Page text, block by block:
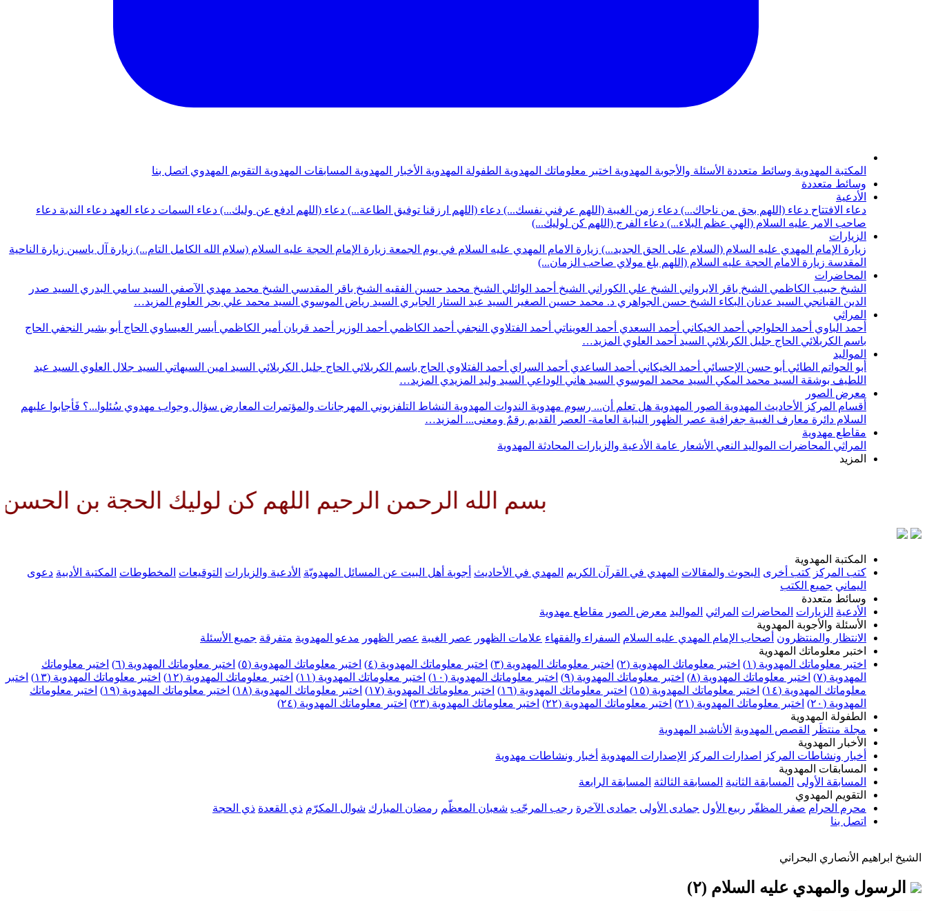
المكتبة المهدوية وسائط متعددة الأسئلة والأجوبة المهدوية اختبر معلوماتك المهدوية الطفولة المهدوية الأخبار المهدوية المسابقات المهدوية التقويم المهدوي اتصل بنا
وسائط متعددة
الأدعية
دعاء الافتتاح دعاء (اللهم بحق من ناجاك...) دعاء زمن الغيبة (اللهم عرفني نفسك...) دعاء (اللهم ارزقنا توفيق الطاعة...) دعاء (اللهم ادفع عن وليك...) دعاء السمات دعاء العهد دعاء الندبة دعاء
صاحب الامر عليه السلام (الهي عظم البلاء...) دعاء الفرج (اللهم كن لوليك...)
الزيارات
زيارة الإمام المهدي عليه السلام (السلام على الحق الجديد...) زيارة الامام المهدي عليه السلام في يوم الجمعة زيارة الإمام الحجة عليه السلام (سلام الله الكامل التام...) زيارة آل ياسين زيارة الناحية
المقدسة زيارة الامام الحجة عليه السلام (اللهم بلغ مولاي صاحب الزمان...)
المحاضرات
الشيخ حبيب الكاظمي الشيخ باقر الايرواني الشيخ علي الكوراني الشيخ أحمد الوائلي الشيخ محمد حسين الفقيه الشيخ باقر المقدسي الشيخ محمد مهدي الآصفي السيد سامي البدري السيد صدر
الدين القبانجي السيد عدنان البكاء الشيخ حسن الجواهري د. محمد حسين الصغير السيد عبد الستار الجابري السيد رياض الموسوي السيد محمد علي بحر العلوم المزيد…
المراثي
أحمد الباوي أحمد الحلواجي أحمد الخيكاني أحمد السعدي أحمد العويناتي أحمد الفتلاوي النجفي أحمد الكاظمي أحمد الوزير أحمد قربان أمير الكاظمي أيسر العيساوي الحاج أبو بشير النجفي الحاج
باسم الكربلائي الحاج جليل الكربلائي السيد أحمد العلوي المزيد…
المواليد
أبو الحواتم الطائي أبو حسن الإحسائي أحمد الخيكاني أحمد الساعدي أحمد السراي أحمد الفتلاوي الحاج باسم الكربلائي الحاج جليل الكربلائي السيد امين السيهاتي السيد جلال العلوي السيد عبد
اللطيف بوشقة السيد محمد المكي السيد محمد الموسوي السيد هاني الوداعي السيد وليد المزيدي المزيد…
معرض الصور
أقسام المركز
الأحاديث المهدوية الصور المهدوية هل تعلم أن... رسوم مهدوية الندوات المهدوية النشاط التلفزيوني المهرجانات والمؤتمرات المعارض سؤال وجواب مهدوي سُئلوا...؟ فَأجابوا عليهم
السلام دائرة معارف الغيبة جغرافية عصر الظهور النيابة العامة- العصر القديم رقمٌ ومعنى... المزيد…
مقاطع مهدوية
المراثي المحاضرات المواليد النعي الأشعار عامة الأدعية والزيارات المحادثة المهدوية
المزيد
بسم الله الرحمن الرحيم اللهم كن لوليك الحجة بن الحسن صلواتك
المكتبة المهدوية
كتب المركز كتب أخرى البحوث والمقالات المهدي في القرآن الكريم المهدي في الأحاديث أجوبة أهل البيت عن المسائل المهدويّة الأدعية والزيارات التوقيعات المخطوطات المكتبة الأدبية دعوى
اليماني جميع الكتب
وسائط متعددة
الأدعية الزيارات المحاضرات المراثي المواليد معرض الصور مقاطع مهدوية
الأسئلة والأجوبة المهدوية
الانتظار والمنتظرون أصحاب الإمام المهدي عليه السلام السفراء والفقهاء علامات الظهور عصر الغيبة عصر الظهور مدعو المهدوية متفرقة جميع الأسئلة
اختبر معلوماتك المهدوية
اختبر معلوماتك المهدوية (١)
اختبر معلوماتك المهدوية (٢) اختبر معلوماتك المهدوية (٣) اختبر معلوماتك المهدوية (٤) اختبر معلوماتك المهدوية (٥) اختبر معلوماتك المهدوية (٦)
اختبر معلوماتك
المهدوية (٧)
اختبر معلوماتك المهدوية (٨) اختبر معلوماتك المهدوية (٩) اختبر معلوماتك المهدوية (١٠) اختبر معلوماتك المهدوية (١١) اختبر معلوماتك المهدوية (١٢) اختبر معلوماتك المهدوية (١٣)
اختبر
معلوماتك المهدوية (١٤)
اختبر معلوماتك المهدوية (١٥) اختبر معلوماتك المهدوية (١٦) اختبر معلوماتك المهدوية (١٧) اختبر معلوماتك المهدوية (١٨) اختبر معلوماتك المهدوية (١٩)
اختبر معلوماتك
المهدوية (٢٠)
اختبر معلوماتك المهدوية (٢١) اختبر معلوماتك المهدوية (٢٢) اختبر معلوماتك المهدوية (٢٣)
اختبر معلوماتك المهدوية (٢٤)
الطفولة المهدوية
مجلة منتظَر
القصص المهدوية الأناشيد المهدوية
الأخبار المهدوية
أخبار ونشاطات المركز
اصدارات المركز الإصدارات المهدوية أخبار ونشاطات مهدوية
المسابقات المهدوية
المسابقة الأولى المسابقة الثانية المسابقة الثالثة المسابقة الرابعة
التقويم المهدوي
محرم الحرام صفر المظفّر ربيع الأول جمادى الأولى جمادى الآخرة رجب المرجّب شعبان المعظّم رمضان المبارك شوال المكرّم ذي القعدة ذي الحجة
اتصل بنا
الشيخ ابراهيم الأنصاري البحراني
الرسول والمهدي عليه السلام (٢)